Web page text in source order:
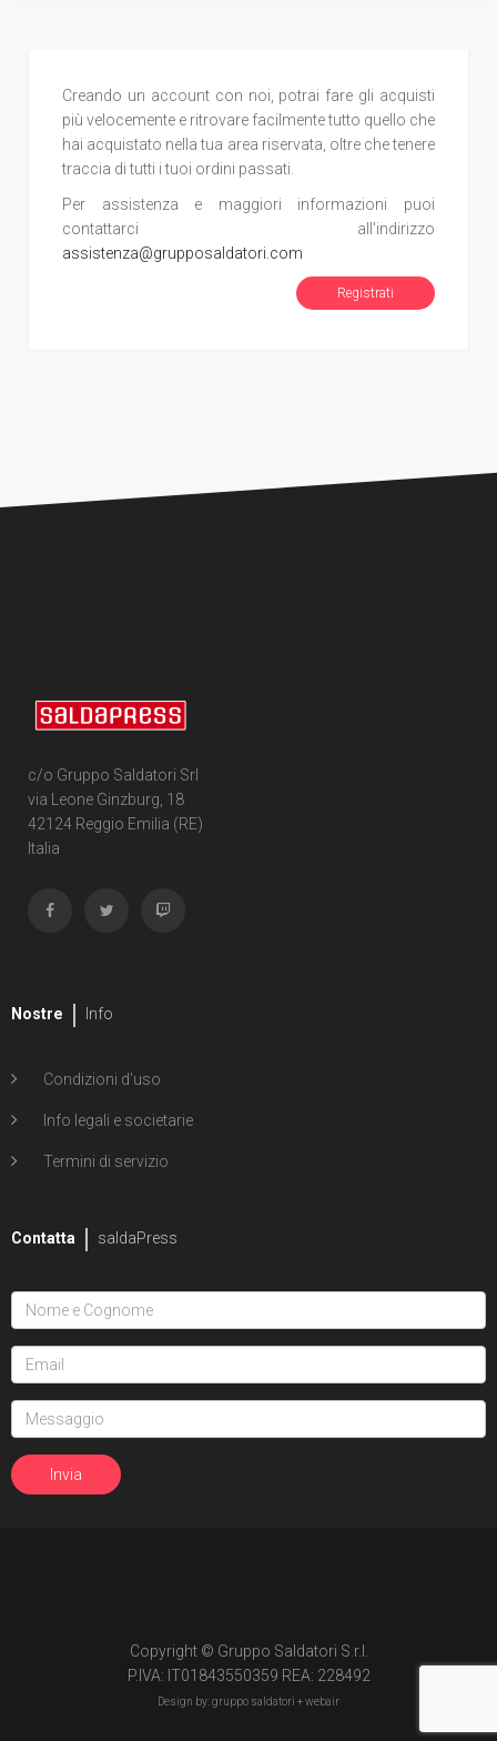
Creando un account con noi, potrai fare gli acquisti
più velocemente e ritrovare facilmente tutto quello che
hai acquistato nella tua area riservata, oltre che tenere
traccia di tutti i tuoi ordini passati.
Per assistenza e maggiori informazioni puoi
contattarci all'indirizzo
assistenza@grupposaldatori.com
Registrati
c/o Gruppo Saldatori Srl
via Leone Ginzburg, 18
42124 Reggio Emilia (RE)
Italia
Nostre Info
Condizioni d'uso
Info legali e societarie
Termini di servizio
Contatta saldaPress
Copyright © Gruppo Saldatori S.r.l.
P.IVA: IT01843550359 REA: 228492
Design by: gruppo saldatori +webair